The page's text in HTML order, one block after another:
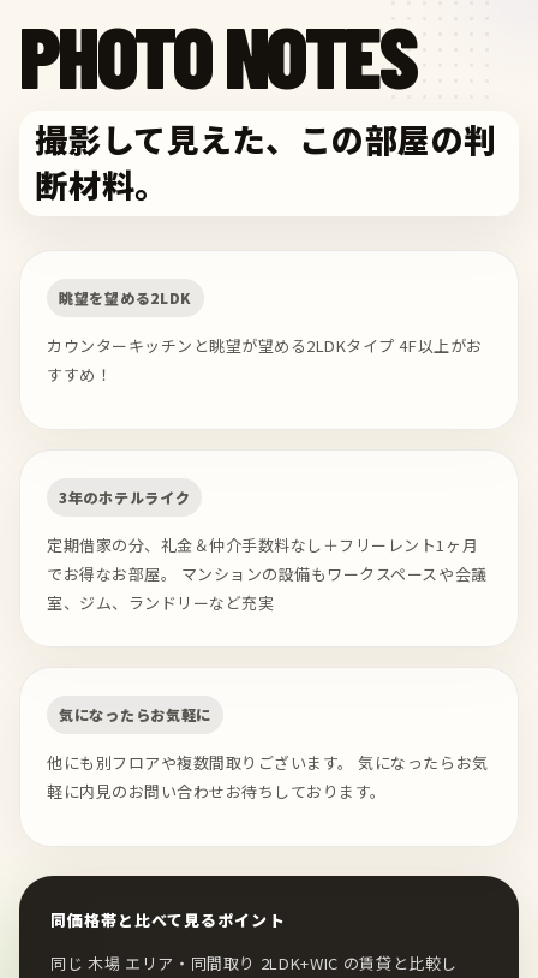
PHOTO NOTES
撮影して見えた、この部屋の判
断材料。
眺望を望める2LDK
カウンターキッチンと眺望が望める2LDKタイプ 4F以上がお
すすめ！
3年のホテルライク
定期借家の分、礼金＆仲介手数料なし＋フリーレント1ヶ月
でお得なお部屋。 マンションの設備もワークスペースや会議
室、ジム、ランドリーなど充実
気になったらお気軽に
他にも別フロアや複数間取りございます。 気になったらお気
軽に内見のお問い合わせお待ちしております。
同価格帯と比べて見るポイント
同じ 木場 エリア・同間取り 2LDK+WIC の賃貸と比較し